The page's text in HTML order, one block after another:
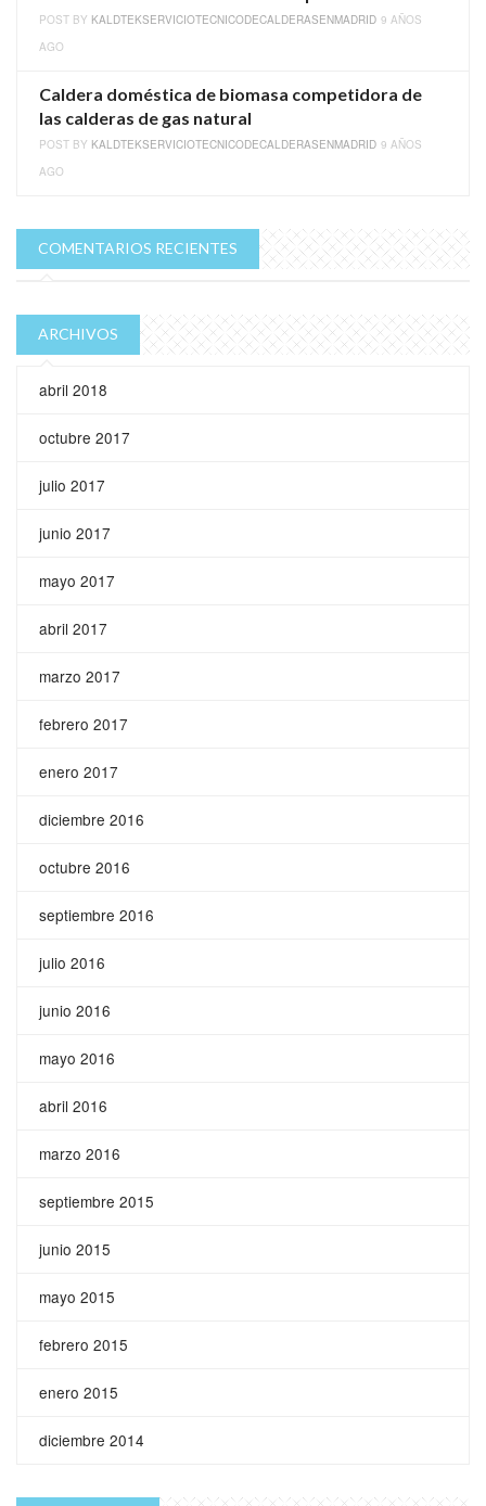
POST BY KALDTEKSERVICIOTECNICODECALDERASENMADRID 9 AÑOS
AGO
Caldera doméstica de biomasa competidora de
las calderas de gas natural
POST BY KALDTEKSERVICIOTECNICODECALDERASENMADRID 9 AÑOS
AGO
COMENTARIOS RECIENTES
ARCHIVOS
abril 2018
octubre 2017
julio 2017
junio 2017
mayo 2017
abril 2017
marzo 2017
febrero 2017
enero 2017
diciembre 2016
octubre 2016
septiembre 2016
julio 2016
junio 2016
mayo 2016
abril 2016
marzo 2016
septiembre 2015
junio 2015
mayo 2015
febrero 2015
enero 2015
diciembre 2014